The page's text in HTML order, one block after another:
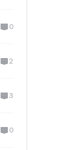
0
2
3
0